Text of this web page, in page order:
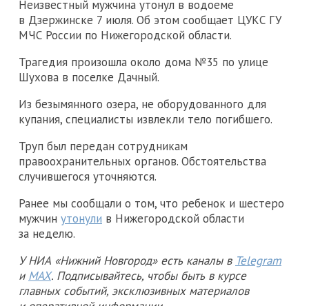
Неизвестный мужчина утонул в водоеме
в Дзержинске 7 июля. Об этом сообщает ЦУКС ГУ
МЧС России по Нижегородской области.
Трагедия произошла около дома №35 по улице
Шухова в поселке Дачный.
Из безымянного озера, не оборудованного для
купания, специалисты извлекли тело погибшего.
Труп был передан сотрудникам
правоохранительных органов. Обстоятельства
случившегося уточняются.
Ранее мы сообщали о том, что ребенок и шестеро
мужчин утонули в Нижегородской области
за неделю.
У НИА «Нижний Новгород» есть каналы в Telegram
и MAX. Подписывайтесь, чтобы быть в курсе
главных событий, эксклюзивных материалов